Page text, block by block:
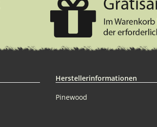
Herstellerinformationen
Pinewood